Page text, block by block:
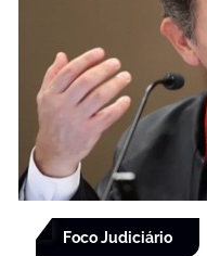
Foco Judiciário